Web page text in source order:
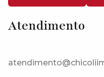
Atendimento